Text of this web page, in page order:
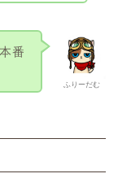
ふりーだむ
番